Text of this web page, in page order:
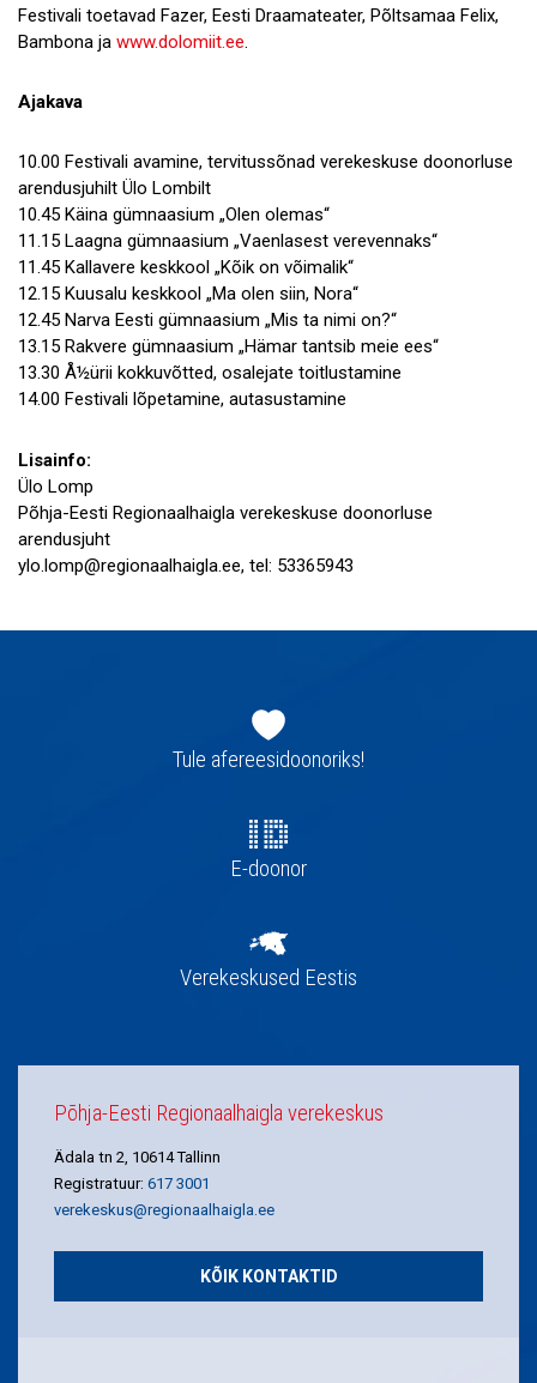
Festivali toetavad Fazer, Eesti Draamateater, Põltsamaa Felix,
Bambona ja www.dolomiit.ee.
Ajakava
10.00 Festivali avamine, tervitussõnad verekeskuse doonorluse
arendusjuhilt Ülo Lombilt
10.45 Käina gümnaasium „Olen olemas“
11.15 Laagna gümnaasium „Vaenlasest verevennaks“
11.45 Kallavere keskkool „Kõik on võimalik“
12.15 Kuusalu keskkool „Ma olen siin, Nora“
12.45 Narva Eesti gümnaasium „Mis ta nimi on?“
13.15 Rakvere gümnaasium „Hämar tantsib meie ees“
13.30 Å½ürii kokkuvõtted, osalejate toitlustamine
14.00 Festivali lõpetamine, autasustamine
Lisainfo:
Ülo Lomp
Põhja-Eesti Regionaalhaigla verekeskuse doonorluse
arendusjuht
ylo.lomp@regionaalhaigla.ee, tel: 53365943
navigatsioonTule afereesidoonoriks!
E-doonor
Verekeskused Eestis
Põhja-Eesti Regionaalhaigla verekeskus
Ädala tn 2, 10614 Tallinn
Registratuur: 617 3001
verekeskus@regionaalhaigla.ee
KÕIK KONTAKTID